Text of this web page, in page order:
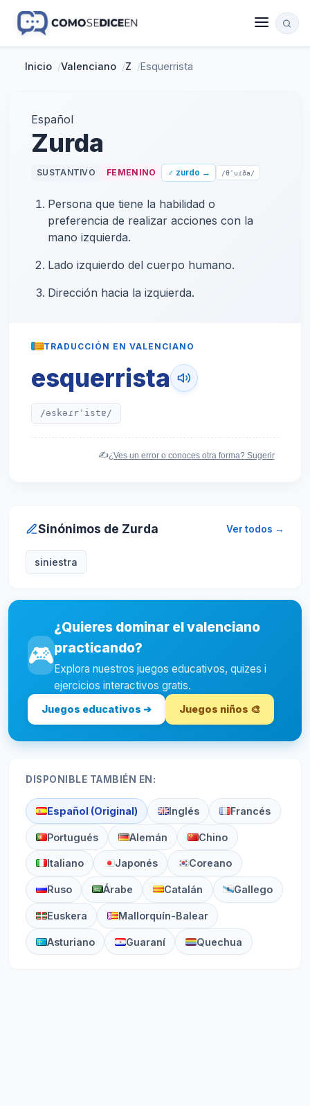
Inicio /Valenciano /Z /Esquerrista
Español
Zurda
SUSTANTIVO FEMENINO ♂ zurdo → /θˈuɾða/
Persona que tiene la habilidad o
preferencia de realizar acciones con la
mano izquierda.
Lado izquierdo del cuerpo humano.
Dirección hacia la izquierda.
TRADUCCIÓN EN VALENCIANO
esquerrista
/əskəɾrˈistɐ/
✍️¿Ves un error o conoces otra forma? Sugerir
Sinónimos de Zurda Ver todos →
siniestra
🎮
¿Quieres dominar el valenciano
practicando?
Explora nuestros juegos educativos, quizes i
ejercicios interactivos gratis.
Juegos educativos ➔ Juegos niños 🎨
DISPONIBLE TAMBIÉN EN:
Español (Original) Inglés Francés
Portugués Alemán Chino
Italiano Japonés Coreano
Ruso Árabe Catalán Gallego
Euskera Mallorquín-Balear
Asturiano Guaraní Quechua